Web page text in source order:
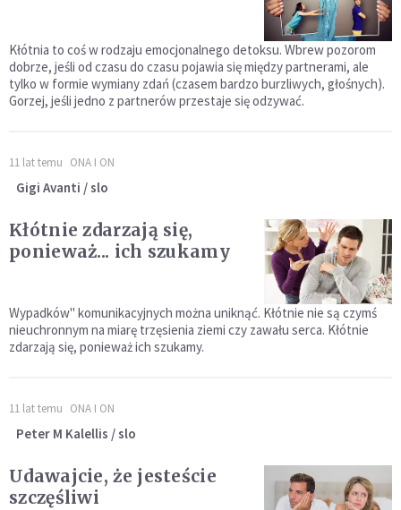
Kłótnia to coś w rodzaju emocjonalnego detoksu. Wbrew pozorom
dobrze, jeśli od czasu do czasu pojawia się między partnerami, ale
tylko w formie wymiany zdań (czasem bardzo burzliwych, głośnych).
Gorzej, jeśli jedno z partnerów przestaje się odzywać.
11 lat temu ONA I ON
Gigi Avanti / slo
Kłótnie zdarzają się,
ponieważ... ich szukamy
Wypadków" komunikacyjnych można uniknąć. Kłótnie nie są czymś
nieuchronnym na miarę trzęsienia ziemi czy zawału serca. Kłótnie
zdarzają się, ponieważ ich szukamy.
11 lat temu ONA I ON
Peter M Kalellis / slo
Udawajcie, że jesteście
szczęśliwi